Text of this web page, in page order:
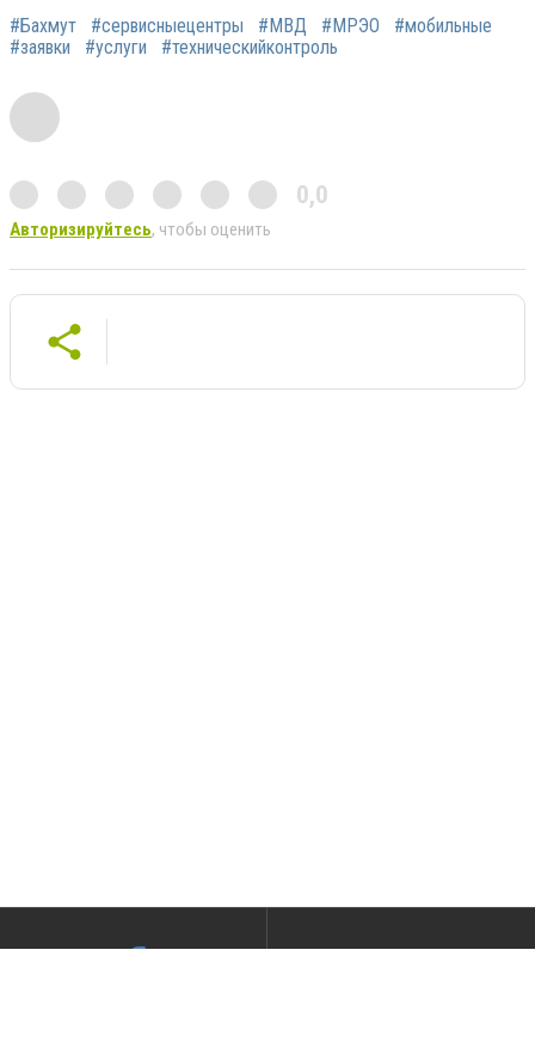
#Бахмут #сервисныецентры #МВД #МРЭО
#мобильные
#заявки
#услуги #техническийконтроль
0,0
Авторизируйтесь, чтобы оценить